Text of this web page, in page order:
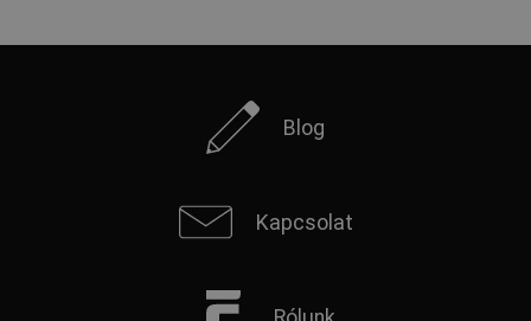
Blog
Kapcsolat